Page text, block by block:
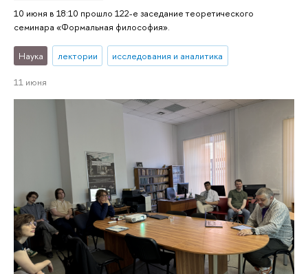
10 июня в 18:10 прошло 122-е заседание теоретического
семинара «Формальная философия».
Наука лектории исследования и аналитика
11 июня